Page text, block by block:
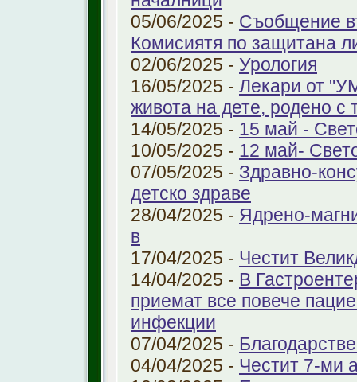
05/06/2025 - Съобщение
Комисиятя по защитана
02/06/2025 - Урология
16/05/2025 - Лекари от
живота на дете, родено с
14/05/2025 - 15 май -
10/05/2025 - 12 май-
07/05/2025 - Здравно-
детско здраве
28/04/2025 - Ядрено-
в
17/04/2025 - Честит
14/04/2025 - В
приемат все повече
инфекции
07/04/2025 -
04/04/2025 - Честит 7-ми